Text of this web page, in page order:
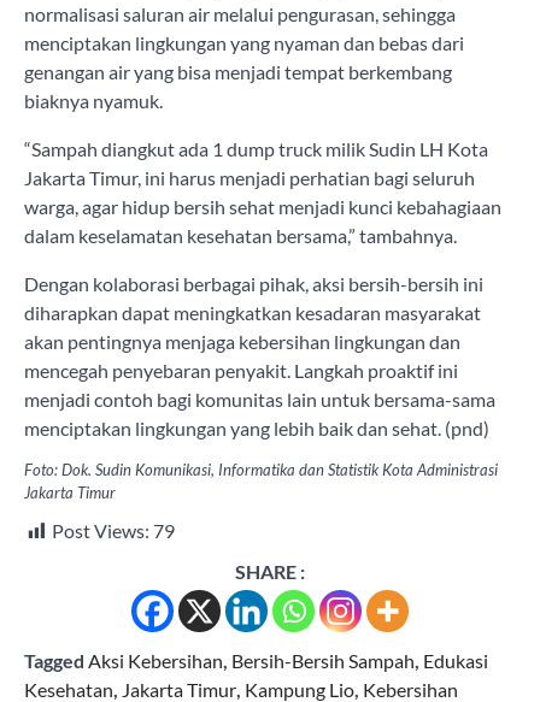
normalisasi saluran air melalui pengurasan, sehingga
menciptakan lingkungan yang nyaman dan bebas dari
genangan air yang bisa menjadi tempat berkembang
biaknya nyamuk.
“Sampah diangkut ada 1 dump truck milik Sudin LH Kota
Jakarta Timur, ini harus menjadi perhatian bagi seluruh
warga, agar hidup bersih sehat menjadi kunci kebahagiaan
dalam keselamatan kesehatan bersama,” tambahnya.
Dengan kolaborasi berbagai pihak, aksi bersih-bersih ini
diharapkan dapat meningkatkan kesadaran masyarakat
akan pentingnya menjaga kebersihan lingkungan dan
mencegah penyebaran penyakit. Langkah proaktif ini
menjadi contoh bagi komunitas lain untuk bersama-sama
menciptakan lingkungan yang lebih baik dan sehat. (pnd)
Foto: Dok. Sudin Komunikasi, Informatika dan Statistik Kota Administrasi
Jakarta Timur
Post Views: 79
SHARE :
Tagged Aksi Kebersihan, Bersih-Bersih Sampah, Edukasi
Kesehatan, Jakarta Timur, Kampung Lio, Kebersihan